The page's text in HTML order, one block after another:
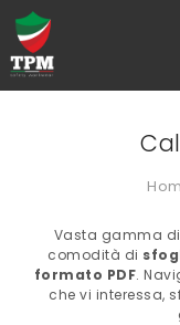
Vasta gamma
comodità di
formato PDF.
che vi interessa,